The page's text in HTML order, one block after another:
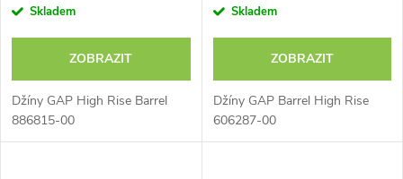
Skladem
ZOBRAZIT
Džíny GAP High Rise Barrel
886815-00
Skladem
ZOBRAZIT
Džíny GAP Barrel High Rise
606287-00